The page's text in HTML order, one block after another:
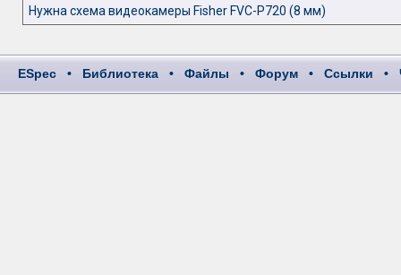
Нужна схема видеокамеры Fisher FVC-P720 (8 мм)
ESpec • Библиотека • Файлы • Форум • Ссылки •